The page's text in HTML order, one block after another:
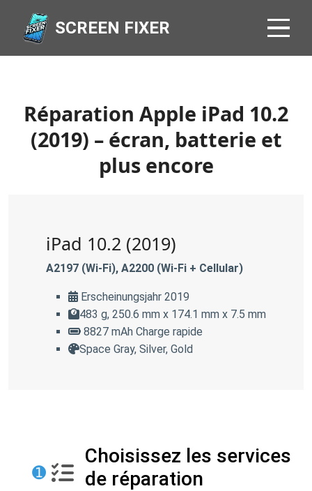
SCREEN FIXER
Réparation Apple iPad 10.2
(2019) – écran, batterie et
plus encore
iPad 10.2 (2019)
A2197 (Wi-Fi), A2200 (Wi-Fi + Cellular)
Erscheinungsjahr 2019
483 g, 250.6 mm x 174.1 mm x 7.5 mm
8827 mAh Charge rapide
Space Gray, Silver, Gold
➊
Choisissez les services
de réparation